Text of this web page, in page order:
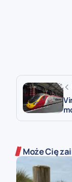
Może Cię